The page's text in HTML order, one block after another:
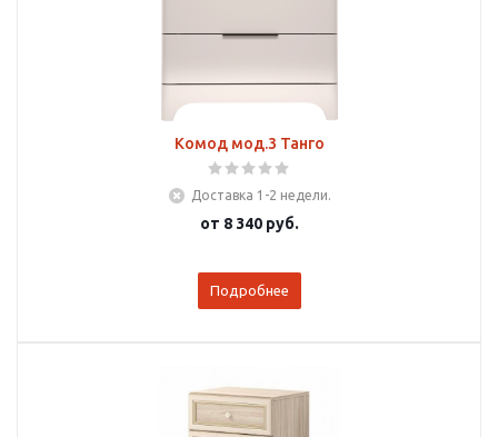
Комод мод.3 Танго
Доставка 1-2 недели.
от 8 340 руб.
Подробнее